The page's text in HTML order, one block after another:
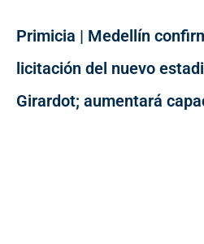
Primicia | Medellín
licitación del nuevo
Girardot; aumentará